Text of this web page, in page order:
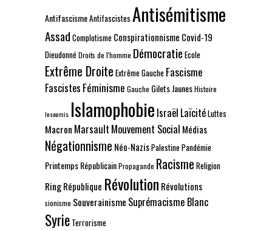
AntifascismeAntifascistes Antisémitisme
Assad Complotisme Conspirationnisme Covid-19
DieudonnéDroits de l'homme Démocratie Ecole
Extrême Droite Extrême Gauche Fascisme
Fascistes Féminisme Gauche Gilets JaunesHistoire
Insoumis Islamophobie Israël LaïcitéLuttes
Macron Marsault Mouvement Social Médias
Négationnisme Néo-NazisPalestinePandémie
Printemps RépublicainPropagande Racisme Religion
RingRépublique Révolution Révolutions
sionisme Souverainisme Suprémacisme Blanc
Syrie Terrorisme